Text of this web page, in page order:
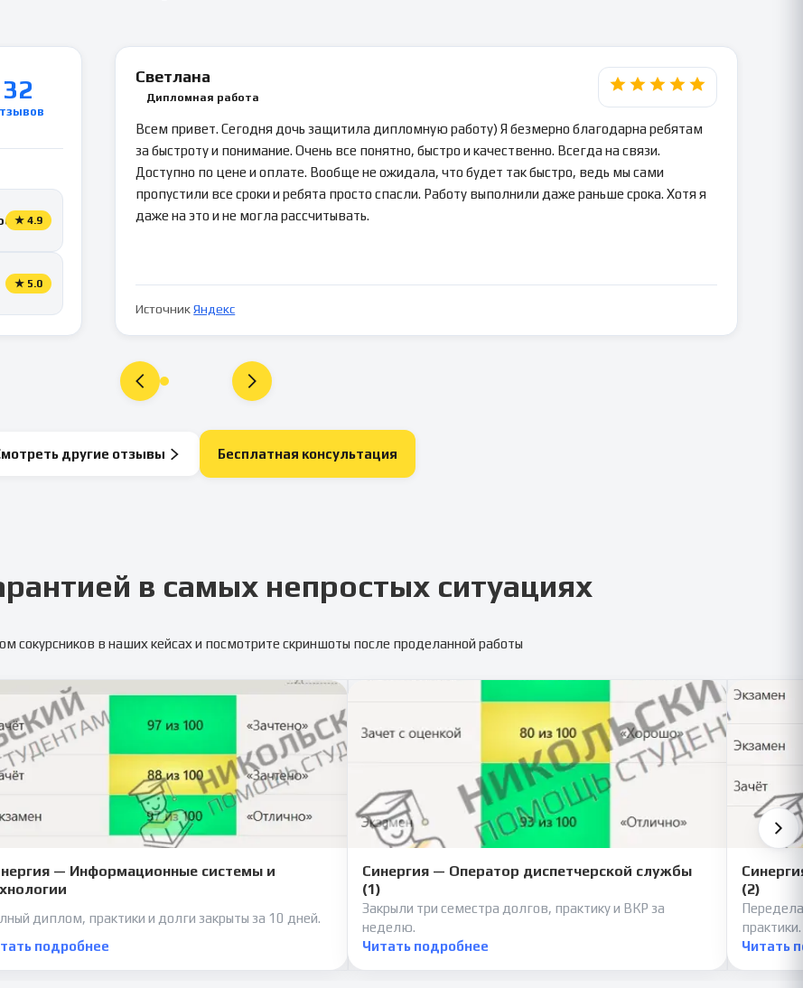
32
★4.9
★ 5.0
Светлана
Дипломная работа
Всем привет. Сегодня дочь защитила дипломную работу) Я безмерно благодарна ребятам
за быстроту и понимание. Очень все понятно, быстро и качественно. Всегда на связи.
Доступно по цене и оплате. Вообще не ожидала, что будет так быстро, ведь мы сами
пропустили все сроки и ребята просто спасли. Работу выполнили даже раньше срока. Хотя я
даже на это и не могла рассчитывать.
Источник Яндекс
другие отзывы Бесплатная консультация
в самых непростых ситуациях
сокурсников в наших кейсах и посмотрите скриншоты после проделанной работы
— Информационные системы и
диплом, практики и долги закрыты за 10 дней.
подробнее
Синергия — Оператор диспетчерской службы
(1)
Закрыли три семестра долгов, практику и ВКР за
неделю.
Читать подробнее
(2)
практики.
Читать